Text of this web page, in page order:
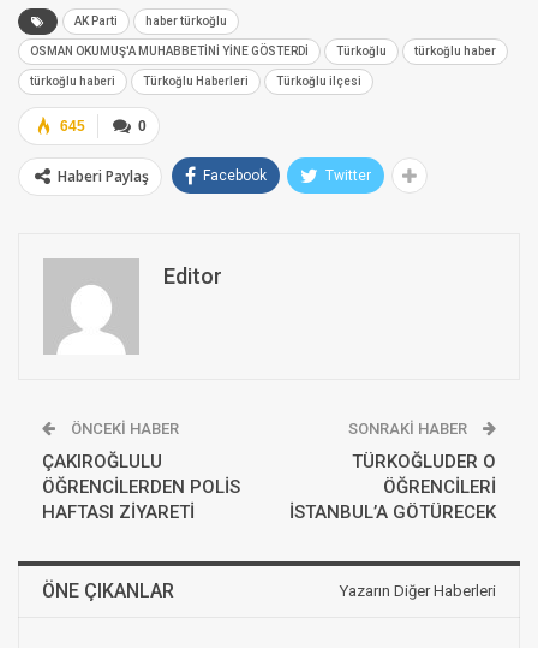
AK Parti haber türkoğlu
OSMAN OKUMUŞ'A MUHABBETİNİ YİNE GÖSTERDİ Türkoğlu türkoğlu haber
türkoğlu haberi Türkoğlu Haberleri Türkoğlu ilçesi
0
645
Haberi Paylaş Facebook Twitter
Editor
ÖNCEKI HABER
ÇAKIROĞLULU
ÖĞRENCİLERDEN POLİS
HAFTASI ZİYARETİ
SONRAKI HABER
TÜRKOĞLUDER O
ÖĞRENCİLERİ
İSTANBUL’A GÖTÜRECEK
ÖNE ÇIKANLAR Yazarın Diğer Haberleri